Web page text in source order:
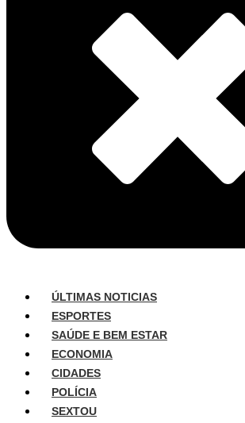
ÚLTIMAS NOTICIAS
ESPORTES
SAÚDE E BEM ESTAR
ECONOMIA
CIDADES
POLÍCIA
SEXTOU